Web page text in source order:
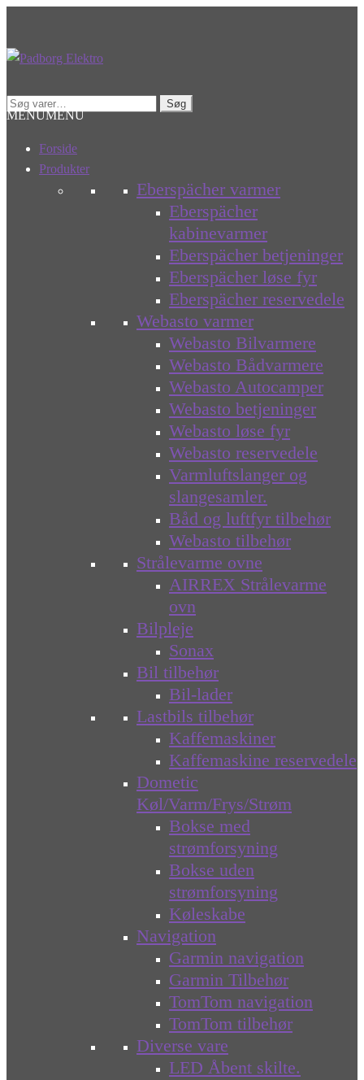
Spring
Spring
Søg
efter:
Søg
MENUMENU
Forside
Produkter
Eberspächer varmer
Eberspächer
kabinevarmer
Eberspächer betjeninger
Eberspächer løse fyr
Eberspächer reservedele
Webasto varmer
Webasto Bilvarmere
Webasto Bådvarmere
Webasto Autocamper
Webasto betjeninger
Webasto løse fyr
Webasto reservedele
Varmluftslanger og
slangesamler.
Båd og luftfyr tilbehør
Webasto tilbehør
Strålevarme ovne
AIRREX Strålevarme
ovn
Bilpleje
Sonax
Bil tilbehør
Bil-lader
Lastbils tilbehør
Kaffemaskiner
Kaffemaskine reservedele
Dometic
Køl/Varm/Frys/Strøm
Bokse med
strømforsyning
Bokse uden
strømforsyning
Køleskabe
Navigation
Garmin navigation
Garmin Tilbehør
TomTom navigation
TomTom tilbehør
Diverse vare
LED Åbent skilte.